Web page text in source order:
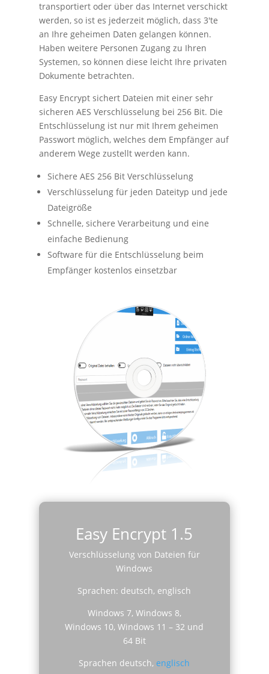
transportiert oder über das Internet verschickt
werden, so ist es jederzeit möglich, dass 3'te
an Ihre geheimen Daten gelangen können.
Haben weitere Personen Zugang zu Ihren
Systemen, so können diese leicht Ihre privaten
Dokumente betrachten.
Easy Encrypt sichert Dateien mit einer sehr
sicheren AES Verschlüsselung bei 256 Bit. Die
Entschlüsselung ist nur mit Ihrem geheimen
Passwort möglich, welches dem Empfänger auf
anderem Wege zustellt werden kann.
Sichere AES 256 Bit Verschlüsselung
Verschlüsselung für jeden Dateityp und jede
Dateigröße
Schnelle, sichere Verarbeitung und eine
einfache Bedienung
Software für die Entschlüsselung beim
Empfänger kostenlos einsetzbar
Easy Encrypt 1.5
Verschlüsselung von Dateien für
Windows
Sprachen: deutsch, englisch
Windows 7, Windows 8,
Windows 10, Windows 11 – 32 und
64 Bit
Sprachen deutsch, englisch